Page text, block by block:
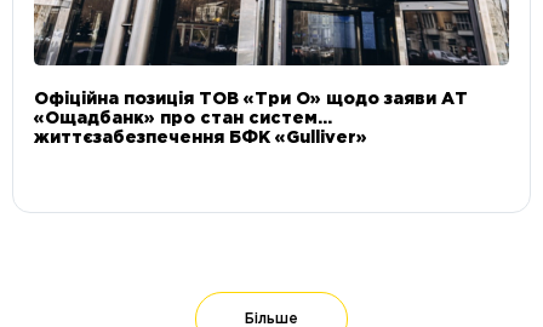
Офіційна позиція ТОВ «Три О» щодо заяви АТ
«Ощадбанк» про стан систем
життєзабезпечення БФК «Gulliver»
Більше